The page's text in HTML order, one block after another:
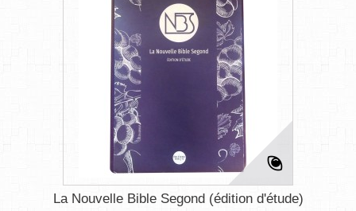
La Nouvelle Bible Segond (édition d'étude)